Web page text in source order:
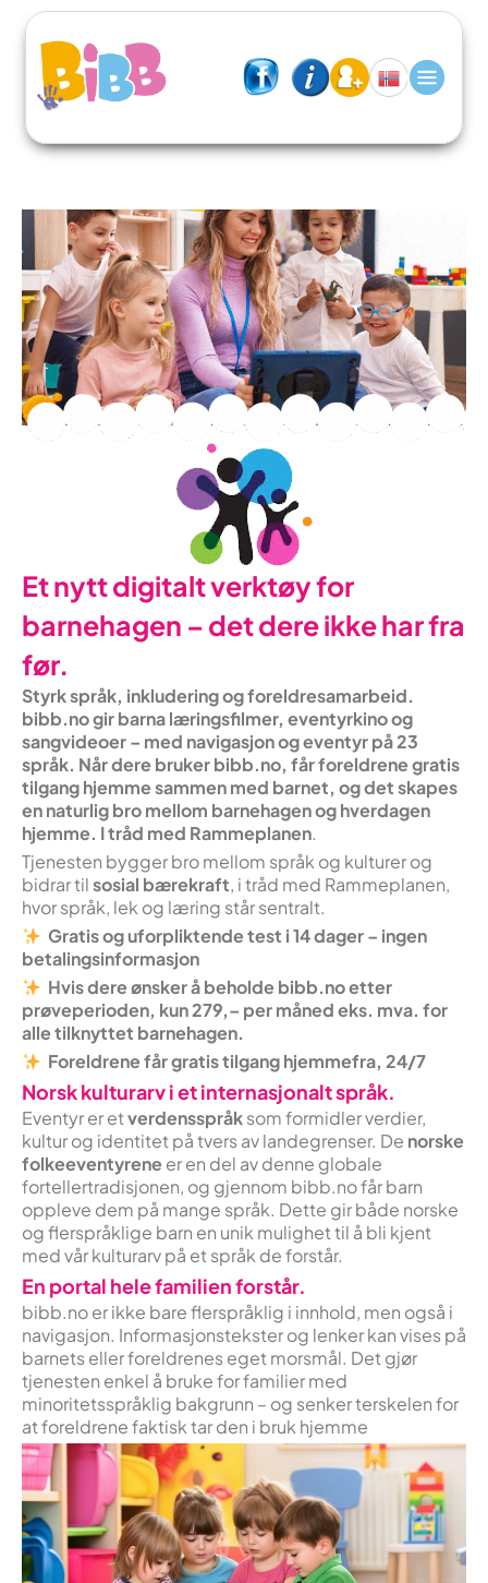
Et nytt digitalt verktøy for
barnehagen – det dere ikke har fra
før.
Styrk språk, inkludering og foreldresamarbeid.
bibb.no gir barna læringsfilmer, eventyrkino og
sangvideoer – med navigasjon og eventyr på 23
språk. Når dere bruker bibb.no, får foreldrene gratis
tilgang hjemme sammen med barnet, og det skapes
en naturlig bro mellom barnehagen og hverdagen
hjemme. I tråd med Rammeplanen.
Tjenesten bygger bro mellom språk og kulturer og
bidrar tilsosial bærekraft, i tråd med Rammeplanen,
hvor språk, lek og læring står sentralt.
Gratis og uforpliktende test i 14 dager – ingen
betalingsinformasjon
Hvis dere ønsker å beholde bibb.no etter
prøveperioden, kun 279,– per måned eks. mva. for
alle tilknyttet barnehagen.
Foreldrene får gratis tilgang hjemmefra, 24/7
Norsk kulturarv i et internasjonalt språk.
Eventyr er etverdensspråksom formidler verdier,
kultur og identitet på tvers av landegrenser. De norske
folkeeventyrene er en del av denne globale
fortellertradisjonen, og gjennom bibb.no får barn
oppleve dem på mange språk. Dette gir både norske
og flerspråklige barn en unik mulighet til å bli kjent
med vår kulturarv på et språk de forstår.
En portal hele familien forstår.
bibb.no er ikke bare flerspråklig i innhold, men også i
navigasjon. Informasjonstekster og lenker kan vises på
barnets eller foreldrenes eget morsmål. Det gjør
tjenesten enkel å bruke for familier med
minoritetsspråklig bakgrunn – og senker terskelen for
at foreldrene faktisk tar den i bruk hjemme